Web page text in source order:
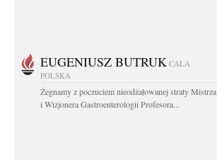
EUGENIUSZ BUTRUK CAŁA
POLSKA
Żegnamy z poczuciem nieodżałowanej straty Mistrza
i Wizjonera Gastroenterologii Profesora...